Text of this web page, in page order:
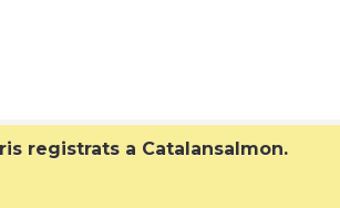
registrats a Catalansalmon.